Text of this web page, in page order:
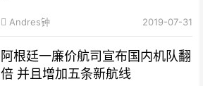
Andres钟 2019-07-31
阿根廷一廉价航司宣布国内机队翻
倍 并且增加五条新航线